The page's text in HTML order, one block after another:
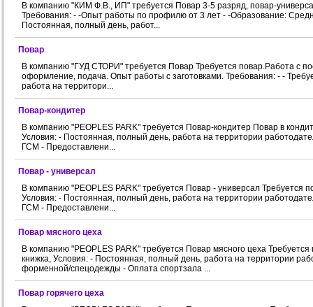
В компанию "КИМ Ф.В., ИП" требуется Повар 3-5 разряд, повар-
Требования: - -Опыт работы по профилю от 3 лет - -Образование:
Постоянная, полный день, работ...
Повар
В компанию "ГУД СТОРИ" требуется Повар Требуется повар.Работа с
оформление, подача. Опыт работы с заготовками. Требования: - -
работа на территори...
Повар-кондитер
В компанию "PEOPLES PARK" требуется Повар-кондитер Повар в
Условия: - Постоянная, полный день, работа на территории
ГСМ - Предоставлени...
Повар - универсал
В компанию "PEOPLES PARK" требуется Повар - универсал Требуется
Условия: - Постоянная, полный день, работа на территории
ГСМ - Предоставлени...
Повар мясного цеха
В компанию "PEOPLES PARK" требуется Повар мясного цеха
книжка, Условия: - Постоянная, полный день, работа на территории
форменной/спецодежды - Оплата спортзала ...
Повар горячего цеха